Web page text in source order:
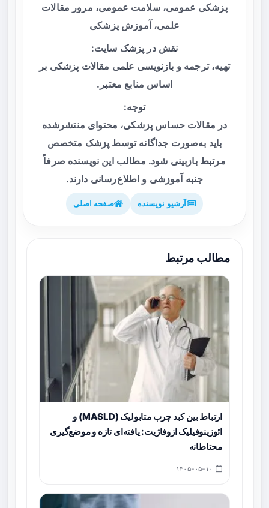
پزشکی عمومی، سلامت عمومی، مرور مقالات
علمی، آموزش پزشکی
نقش در پزشک سایت:
تهیه، ترجمه و بازنویسی علمی مقالات پزشکی بر
اساس منابع معتبر.
توجه:
در مقالات حساس پزشکی، محتوای منتشرشده
باید به‌صورت جداگانه توسط پزشک متخصص
مرتبط بازبینی شود. مطالب این نویسنده صرفاً
جنبه آموزشی و اطلاع‌رسانی دارند.
آرشیو نویسنده صفحه اصلی
مطالب مرتبط
ارتباط بین کبد چرب متابولیک (MASLD) و
ائوزینوفیلیک ازوفاژیت: یافته‌ای تازه و موضع‌گیری
محتاطانه